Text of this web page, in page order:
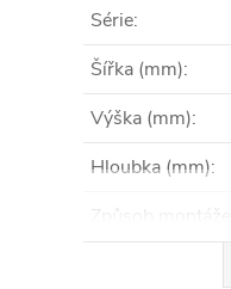
Série:
Šířka (mm):
Výška (mm):
Hloubka (mm):